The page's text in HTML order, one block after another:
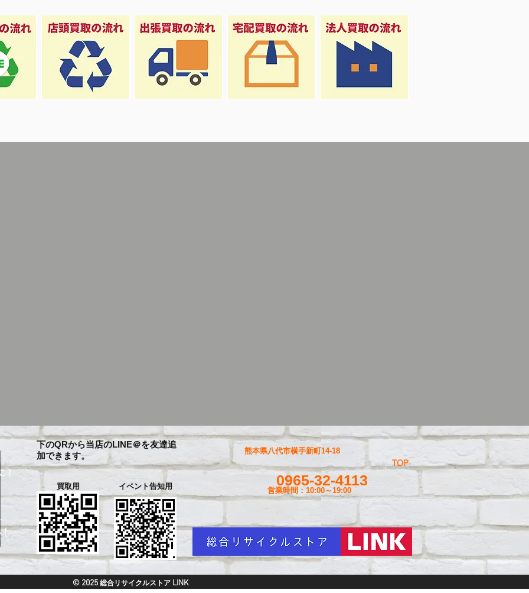
！
下のQRから当店のLINE＠を友達追
加できます。
買取用 イベント告知用
TOP
0965-32-4113
営業時間：10:00～19:00
熊本県八代市横手新町14-18
© 2025 総合リサイクルストア LINK